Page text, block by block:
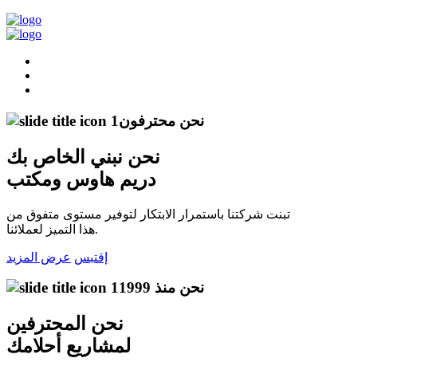
نحن محترفون
نحن نبني الخاص بك
دريم هاوس ومكتب
تبنت شركتنا باستمرار الابتكار لتوفير مستوى متفوق من
هذا التميز لعملائنا.
إقتبس عرض المزيد
نحن منذ 1999
نحن المحترفين
لمشاريع أحلامك